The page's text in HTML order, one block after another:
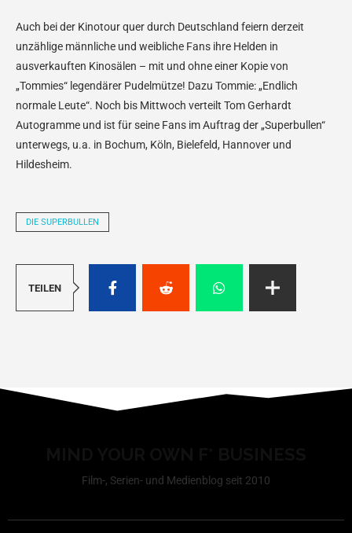
Auch bei der Kinotour quer durch Deutschland feiern derzeit
unzählige männliche und weibliche Fans ihre Helden in
ausverkauften Kinosälen – mit und ohne einer Kopie von
„Tommies“ legendärer Pudelmütze! Dazu Tommie: „Endlich
normale Leute“. Noch bis Mittwoch verteilt Tom Gerhardt
Autogramme und ist für seine Fans im Auftrag der „Superbullen“
unterwegs, u.a. in Bochum, Köln, Bielefeld, Hannover und
Hildesheim.
DIE SUPERBULLEN
TEILEN
Film-, Serien- und Medienblog seit 2010